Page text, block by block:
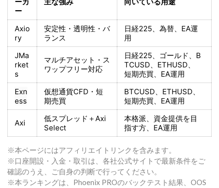
ーカ
ー
主な強み 向いている用途
Axio
ry
安定性・透明性・バ
ランス
日経225、為替、EA運
用
JMa
rket
s
マルチアセット・ス
ワップフリー対応
日経225、ゴールド、 B
TCUSD、ETHUSD、
短期売買、EA運用
Exn
ess
仮想通貨CFD・短
期売買
BTCUSD、ETHUSD、
短期売買、EA運用
Axi 低スプレッド＋Axi
Select
本格派、資金提供を目
指す方、EA運用
※本ページにはアフィリエイトリンクを含みます。
※口座開設・入金・取引は、各社公式サイトで最新条件をご
確認のうえ、ご自身の判断で行ってください。
※本ランキングは、Phoenix PROのバックテスト結果、OOS